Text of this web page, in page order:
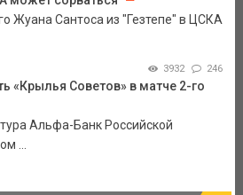
Жуана Сантоса из "Гезтепе" в ЦСКА
3932 246
«Крылья Советов» в матче 2-го
Альфа-Банк Российской
...